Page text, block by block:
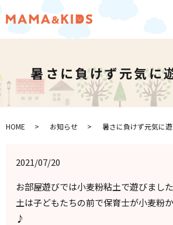
暑さに負けず元気に
HOME お知らせ 暑さに負けず元気に
2021/07/20
お部屋遊びでは小麦粉粘土で遊びま
土は子どもたちの前で保育士が小麦粉
♪